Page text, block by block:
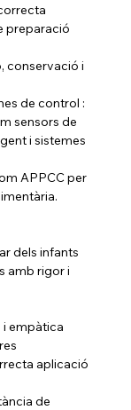
preparació
conservació i
de control :
sensors de
i sistemes
APPCC per
dels infants
amb rigor i
i empàtica
aplicació
de